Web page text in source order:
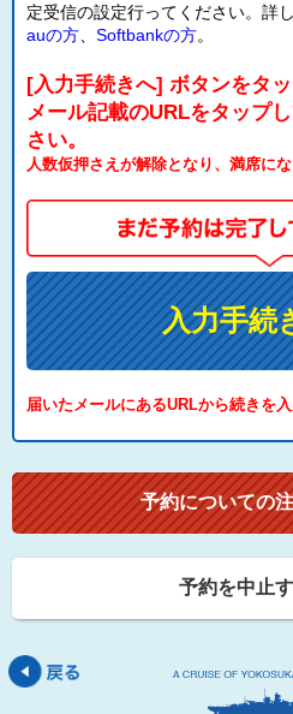
定受信の設定行ってください。詳
auの方
Softbankの方。
[入力手続きへ] ボタンをタ
メール記載のURLをタップ
さい。
人数仮押さえが解除となり、満席に
入力手続
届いたメールにあるURLから続きを入
予約についての
予約を中止